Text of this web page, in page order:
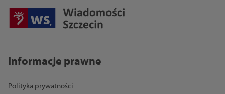
Informacje prawne
Polityka prywatności